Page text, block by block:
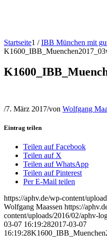
Startseite1 / IBB München mit
/7. März 2017/von Wolfgang
Eintrag teilen
Teilen auf Facebook
Teilen auf X
Teilen auf WhatsApp
Teilen auf Pinterest
Per E-Mail teilen
https://aphv.de/wp-content/
Wolfgang Maassen https://
content/uploads/2016/02/aphv-
03-07 16:19:282017-03-07
16:19:28